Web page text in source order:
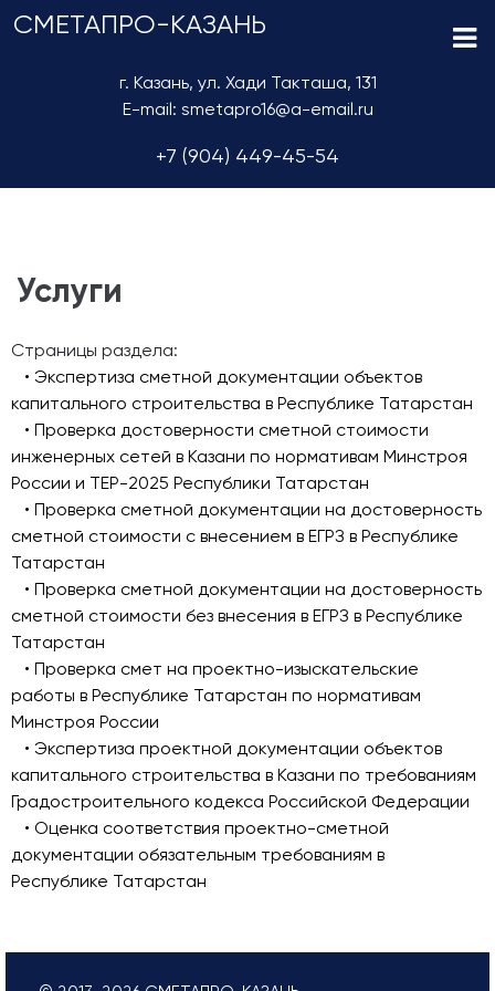
СМЕТАПРО-КАЗАНЬ
г. Казань, ул. Хади Такташа, 131
E-mail: smetapro16@a-email.ru
+7 (904) 449-45-54
Услуги
Страницы раздела:
• Экспертиза сметной документации объектов
капитального строительства в Республике Татарстан
• Проверка достоверности сметной стоимости
инженерных сетей в Казани по нормативам Минстроя
России и ТЕР-2025 Республики Татарстан
• Проверка сметной документации на достоверность
сметной стоимости с внесением в ЕГРЗ в Республике
Татарстан
• Проверка сметной документации на достоверность
сметной стоимости без внесения в ЕГРЗ в Республике
Татарстан
• Проверка смет на проектно-изыскательские
работы в Республике Татарстан по нормативам
Минстроя России
• Экспертиза проектной документации объектов
капитального строительства в Казани по требованиям
Градостроительного кодекса Российской Федерации
• Оценка соответствия проектно-сметной
документации обязательным требованиям в
Республике Татарстан